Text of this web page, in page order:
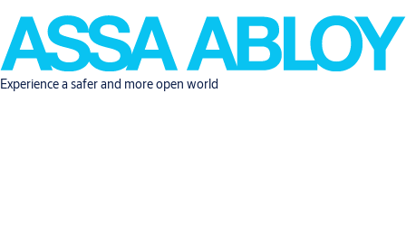
Experience a safer and more open world